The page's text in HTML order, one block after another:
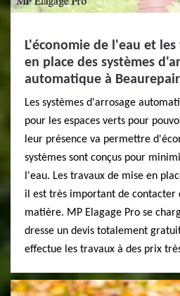
L'économie de l'eau et
en place des systèmes
automatique à
Les systèmes d'arrosage
pour les espaces verts pour
leur présence va permettre
systèmes sont conçus pour
l'eau. Les travaux de mise en
il est très important de contacter
matière. MP Elagage Pro se
dresse un devis totalement
effectue les travaux à des prix